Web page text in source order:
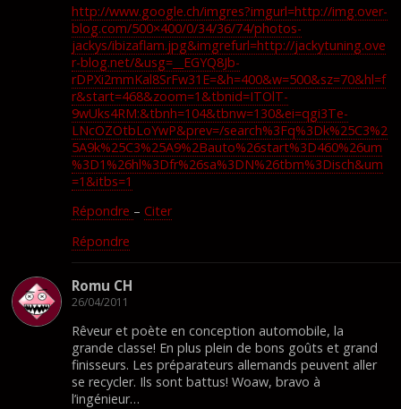
http://www.google.ch/imgres?imgurl=http://img.over-
blog.com/500×400/0/34/36/74/photos-
jackys/ibizaflam.jpg&imgrefurl=http://jackytuning.ove
r-blog.net/&usg=__EGYQ8Jb-
rDPXi2mmKal8SrFw31E=&h=400&w=500&sz=70&hl=f
r&start=468&zoom=1&tbnid=ITOlT-
9wUks4RM:&tbnh=104&tbnw=130&ei=qgi3Te-
LNcOZOtbLoYwP&prev=/search%3Fq%3Dk%25C3%2
5A9k%25C3%25A9%2Bauto%26start%3D460%26um
%3D1%26hl%3Dfr%26sa%3DN%26tbm%3Disch&um
=1&itbs=1
Répondre – Citer
Répondre
Romu CH
26/04/2011
Rêveur et poète en conception automobile, la
grande classe! En plus plein de bons goûts et grand
finisseurs. Les préparateurs allemands peuvent aller
se recycler. Ils sont battus! Woaw, bravo à
l’ingénieur…